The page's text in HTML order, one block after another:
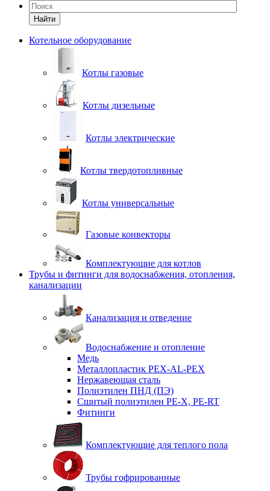
Найти
Котельное оборудование
Котлы газовые
Котлы дизельные
Котлы электрические
Котлы твердотопливные
Котлы универсальные
Газовые конвекторы
Комплектующие для котлов
Трубы и фитинги для водоснабжения, отопления,
канализации
Канализация и отведение
Водоснабжение и отопление
Медь
Металлопластик PEX-AL-PEX
Нержавеющая сталь
Полиэтилен ПНД (ПЭ)
Сшитый полиэтилен PE-X, PE-RT
Фитинги
Комплектующие для теплого пола
Трубы гофрированные